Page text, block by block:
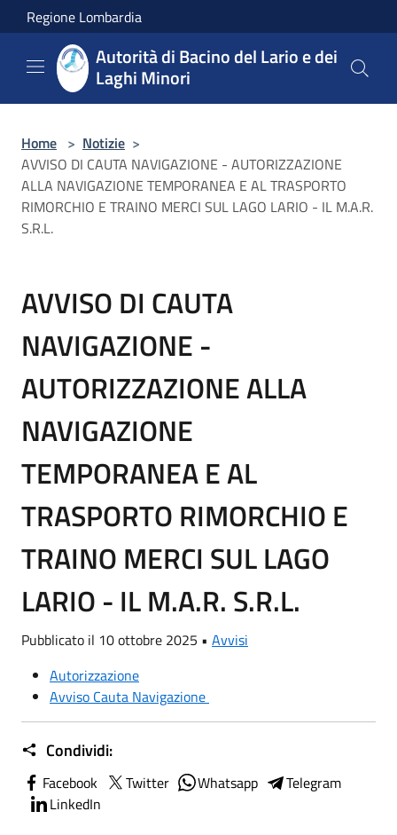
Salta al contenuto principale
Regione Lombardia
Autorità di Bacino del Lario e dei
Laghi Minori
Home > Notizie >
AVVISO DI CAUTA NAVIGAZIONE - AUTORIZZAZIONE
ALLA NAVIGAZIONE TEMPORANEA E AL TRASPORTO
RIMORCHIO E TRAINO MERCI SUL LAGO LARIO - IL M.A.R.
S.R.L.
AVVISO DI CAUTA
NAVIGAZIONE -
AUTORIZZAZIONE ALLA
NAVIGAZIONE
TEMPORANEA E AL
TRASPORTO RIMORCHIO E
TRAINO MERCI SUL LAGO
LARIO - IL M.A.R. S.R.L.
Pubblicato il 10 ottobre 2025 • Avvisi
Autorizzazione
Avviso Cauta Navigazione
Condividi:
Facebook Twitter Whatsapp
Telegram
LinkedIn